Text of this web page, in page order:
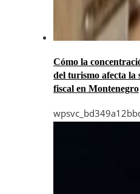
Cómo la
del turismo afecta la
fiscal en Montenegro